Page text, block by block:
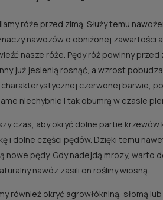
RÓŻA GRÄFIN
30,00 zł
Cena regularna:
powiadom o
róże przed zimą. Służy temu
nawozów o obniżonej zawartości
nasze róże. Pędy róż powinny
już jesienią rosnąć, a wzrost
czerwonej barwie,
niechybnie i tak obumrą w czasie
czas, aby okryć dolne partie
i dolne części pędów. Dzięki temu
nowe pędy. Gdy nadejdą mrozy, warto
nawóz zasili on rośliny wiosną.
również okryć agrowłókniną, słomą